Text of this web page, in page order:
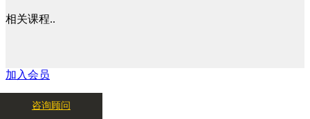
相关课程..
咨询顾问
加入会员